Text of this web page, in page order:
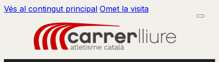
Vés al contingut principal Omet la visita